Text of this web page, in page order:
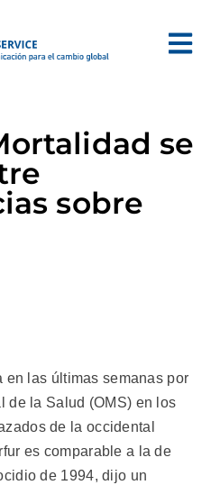
se
sobre
en las últimas semanas por
de la Salud (OMS) en los
de la occidental
es comparable a la de
de 1994, dijo un